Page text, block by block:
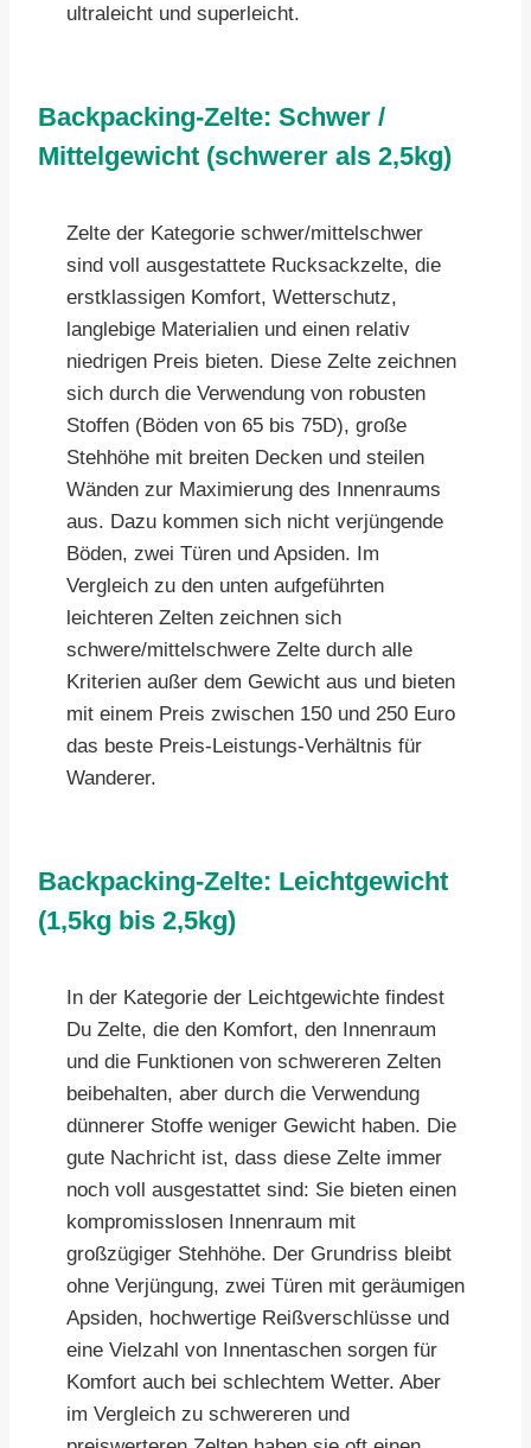
ultraleicht und superleicht.
Backpacking-Zelte: Schwer /
Mittelgewicht (schwerer als 2,5kg)
Zelte der Kategorie schwer/mittelschwer
sind voll ausgestattete Rucksackzelte, die
erstklassigen Komfort, Wetterschutz,
langlebige Materialien und einen relativ
niedrigen Preis bieten. Diese Zelte zeichnen
sich durch die Verwendung von robusten
Stoffen (Böden von 65 bis 75D), große
Stehhöhe mit breiten Decken und steilen
Wänden zur Maximierung des Innenraums
aus. Dazu kommen sich nicht verjüngende
Böden, zwei Türen und Apsiden. Im
Vergleich zu den unten aufgeführten
leichteren Zelten zeichnen sich
schwere/mittelschwere Zelte durch alle
Kriterien außer dem Gewicht aus und bieten
mit einem Preis zwischen 150 und 250 Euro
das beste Preis-Leistungs-Verhältnis für
Wanderer.
Backpacking-Zelte: Leichtgewicht
(1,5kg bis 2,5kg)
In der Kategorie der Leichtgewichte findest
Du Zelte, die den Komfort, den Innenraum
und die Funktionen von schwereren Zelten
beibehalten, aber durch die Verwendung
dünnerer Stoffe weniger Gewicht haben. Die
gute Nachricht ist, dass diese Zelte immer
noch voll ausgestattet sind: Sie bieten einen
kompromisslosen Innenraum mit
großzügiger Stehhöhe. Der Grundriss bleibt
ohne Verjüngung, zwei Türen mit geräumigen
Apsiden, hochwertige Reißverschlüsse und
eine Vielzahl von Innentaschen sorgen für
Komfort auch bei schlechtem Wetter. Aber
im Vergleich zu schwereren und